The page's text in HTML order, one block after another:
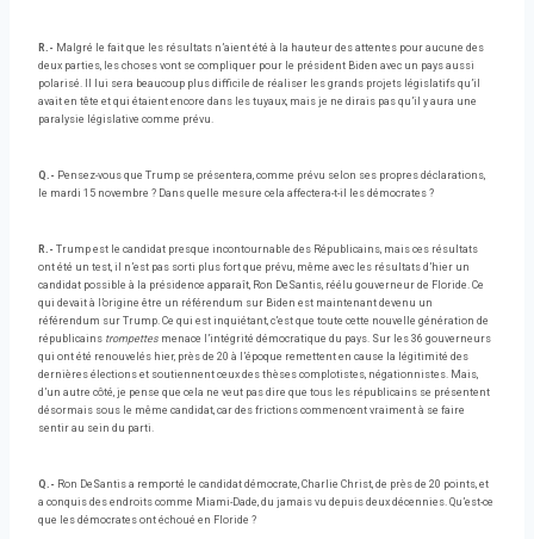
R.- Malgré le fait que les résultats n’aient été à la hauteur des attentes pour aucune des
deux parties, les choses vont se compliquer pour le président Biden avec un pays aussi
polarisé. Il lui sera beaucoup plus difficile de réaliser les grands projets législatifs qu’il
avait en tête et qui étaient encore dans les tuyaux, mais je ne dirais pas qu’il y aura une
paralysie législative comme prévu.
Q.- Pensez-vous que Trump se présentera, comme prévu selon ses propres déclarations,
le mardi 15 novembre ? Dans quelle mesure cela affectera-t-il les démocrates ?
R.- Trump est le candidat presque incontournable des Républicains, mais ces résultats
ont été un test, il n’est pas sorti plus fort que prévu, même avec les résultats d’hier un
candidat possible à la présidence apparaît, Ron DeSantis, réélu gouverneur de Floride. Ce
qui devait à l’origine être un référendum sur Biden est maintenant devenu un
référendum sur Trump. Ce qui est inquiétant, c’est que toute cette nouvelle génération de
républicains trompettes menace l’intégrité démocratique du pays. Sur les 36 gouverneurs
qui ont été renouvelés hier, près de 20 à l’époque remettent en cause la légitimité des
dernières élections et soutiennent ceux des thèses complotistes, négationnistes. Mais,
d’un autre côté, je pense que cela ne veut pas dire que tous les républicains se présentent
désormais sous le même candidat, car des frictions commencent vraiment à se faire
sentir au sein du parti.
Q.- Ron DeSantis a remporté le candidat démocrate, Charlie Christ, de près de 20 points, et
a conquis des endroits comme Miami-Dade, du jamais vu depuis deux décennies. Qu’est-ce
que les démocrates ont échoué en Floride ?